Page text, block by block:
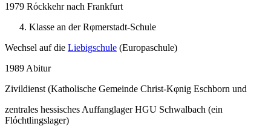
1979 Rόckkehr nach Frankfurt
Klasse an der Rφmerstadt-Schule
Wechsel auf die Liebigschule (Europaschule)
1989 Abitur
Zivildienst (Katholische Gemeinde Christ-Kφnig Eschborn und
zentrales hessisches Auffanglager HGU Schwalbach (ein
Flόchtlingslager)